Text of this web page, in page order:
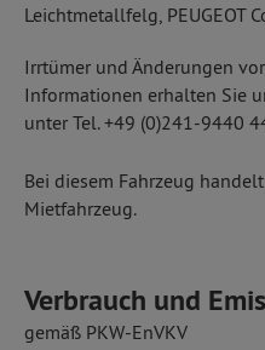
Leichtmetallfelg, PEUGEOT
Irrtümer und Änderungen
Informationen erhalten Sie
unter Tel. +49 (0)241-9440
Bei diesem Fahrzeug
Mietfahrzeug.
Verbrauch und
gemäß PKW-EnVKV